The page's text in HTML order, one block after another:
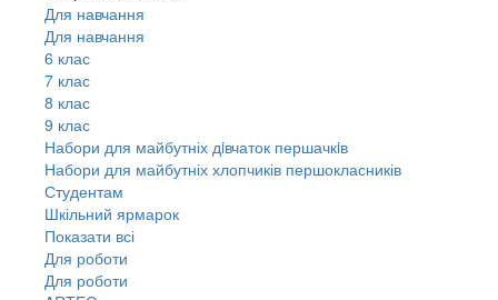
Для навчання
Для навчання
6 клас
7 клас
8 клас
9 клас
Набори для майбутніх дiвчаток першачкiв
Набори для майбутніх хлопчиків першокласників
Студентам
Шкільний ярмарок
Показати всі
Для роботи
Для роботи